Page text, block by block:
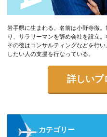
岩手県に生まれる。名前は小野寺徹
り、サラリーマンを辞め会社を設立
その後はコンサルティングなどを行
したい人の支援を行なっている。
詳しいプ
カテゴリー